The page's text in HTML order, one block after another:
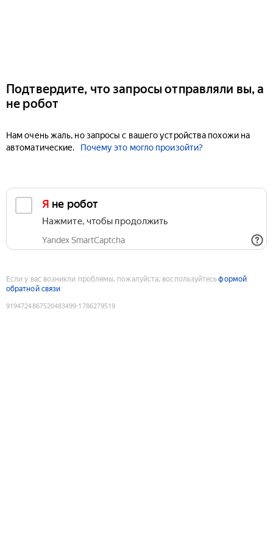
Подтвердите, что запросы отправляли вы, а
не робот
Нам очень жаль, но запросы с вашего устройства похожи на
автоматические.
Почему это могло произойти?
Я не робот
Нажмите, чтобы продолжить
Yandex SmartCaptcha
Если у вас возникли проблемы, пожалуйста, воспользуйтесьформой
обратной связи
9194724867520483499:1786279519